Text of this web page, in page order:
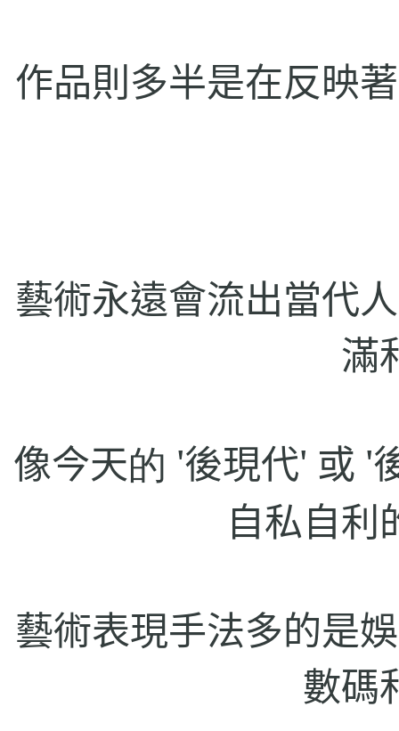
作品則多半是在反映
藝術永遠會流出當代
滿
像今天的 '後現代' 或 '
自私自利
藝術表現手法多的是
數碼